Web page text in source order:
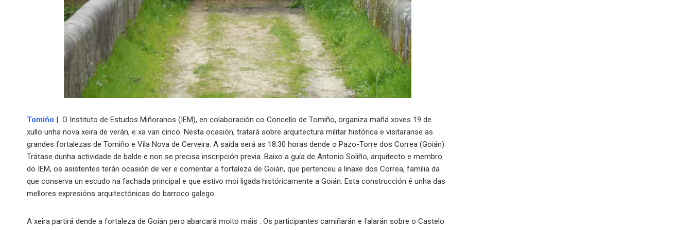
Tomiño | O Instituto de Estudos Miñoranos (IEM), en colaboración co Concello de Tomiño, organiza mañá xoves 19 de
xullo unha nova xeira de verán, e xa van cinco. Nesta ocasión, tratará sobre arquitectura militar histórica e visitaranse as
grandes fortalezas de Tomiño e Vila Nova de Cerveira. A saída será as 18.30 horas dende o Pazo-Torre dos Correa (Goián).
Trátase dunha actividade de balde e non se precisa inscripción previa. Baixo a guía de Antonio Soliño, arquitecto e membro
do IEM, os asistentes terán ocasión de ver e comentar a fortaleza de Goián, que pertenceu a linaxe dos Correa, familia da
que conserva un escudo na fachada principal e que estivo moi ligada históricamente a Goián. Esta construcción é unha das
mellores expresións arquitectónicas do barroco galego.
A xeira partirá dende a fortaleza de Goián pero abarcará moito máis . Os participantes camiñarán e falarán sobre o Castelo